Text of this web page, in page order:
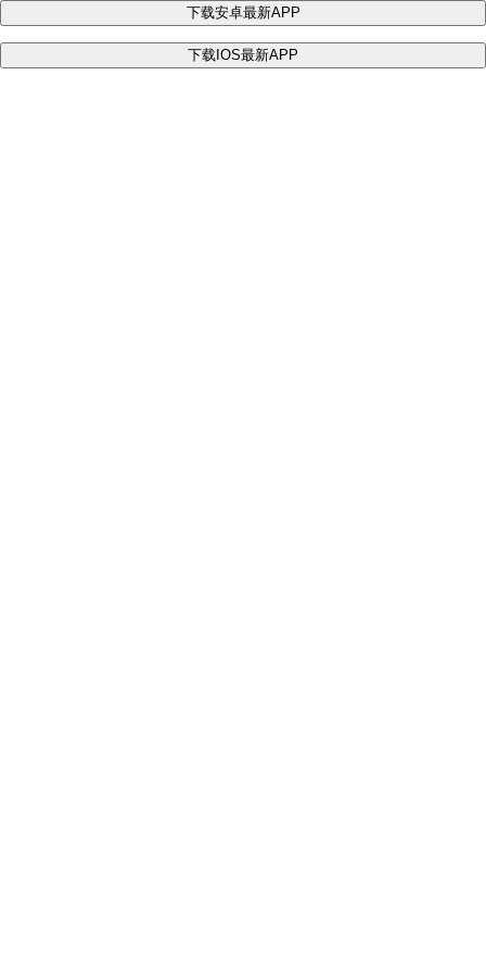
下载安卓最新APP
下载IOS最新APP